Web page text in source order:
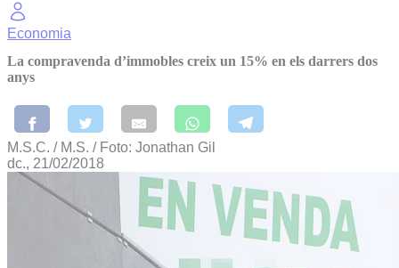
Economia
La compravenda d’immobles creix un 15% en els darrers dos
anys
M.S.C. / M.S. / Foto: Jonathan Gil
dc., 21/02/2018